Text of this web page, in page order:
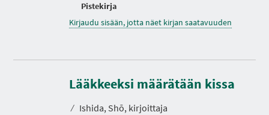
Pistekirja
Kirjaudu sisään, jotta näet kirjan saatavuuden
Lääkkeeksi määrätään kissa
⁄ Ishida, Shō, kirjoittaja